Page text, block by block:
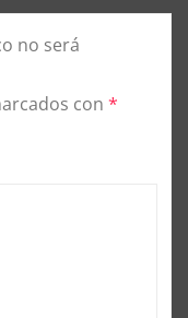
no será
con *